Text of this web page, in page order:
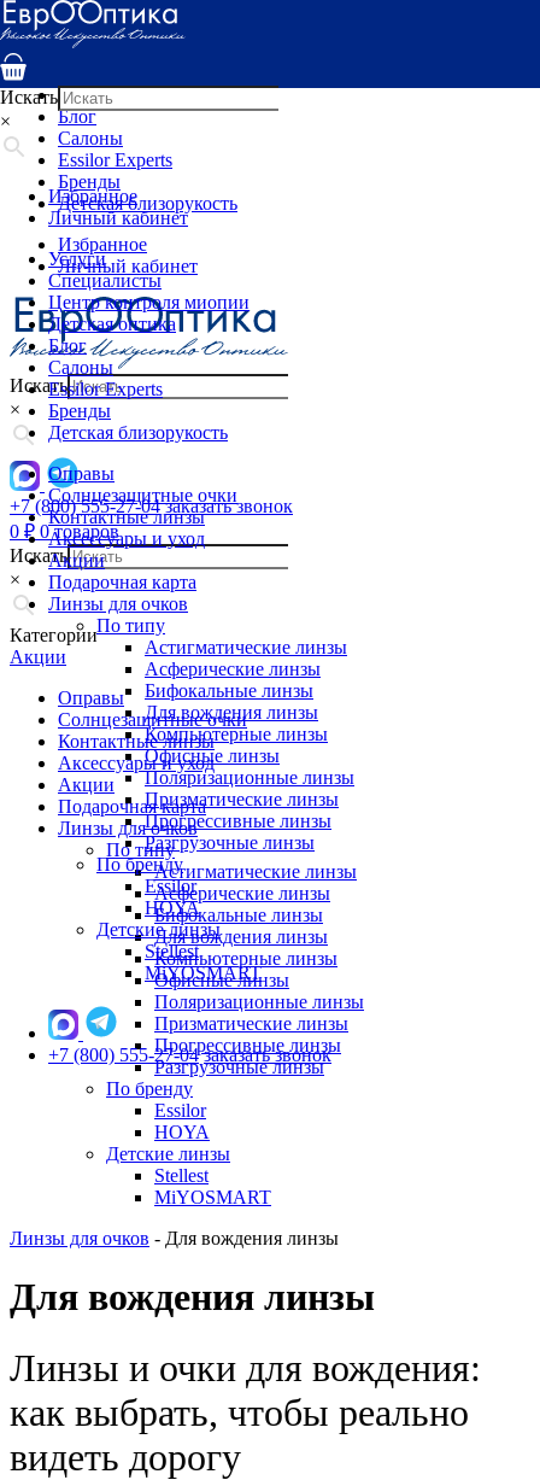
Услуги
Специалисты
Детская оптика
Блог
Салоны
Essilor Experts
Бренды
Детская близорукость
Избранное
Личный кабинет
Искать
×
+7 (800) 555-27-04 заказать звонок
0 ₽ 0 товаров
Искать
×
Категории
Акции
Оправы
Солнцезащитные очки
Контактные линзы
Аксессуары и уход
Акции
Подарочная карта
Линзы для очков
По типу
Астигматические линзы
Асферические линзы
Бифокальные линзы
Для вождения линзы
Компьютерные линзы
Офисные линзы
Поляризационные линзы
Призматические линзы
Прогрессивные линзы
Разгрузочные линзы
По бренду
Essilor
HOYA
Детские линзы
Stellest
MiYOSMART
Искать
×
Избранное
Личный кабинет
Услуги
Специалисты
Центр контроля миопии
Детская оптика
Блог
Салоны
Essilor Experts
Бренды
Детская близорукость
Оправы
Солнцезащитные очки
Контактные линзы
Аксессуары и уход
Акции
Подарочная карта
Линзы для очков
По типу
Астигматические линзы
Асферические линзы
Бифокальные линзы
Для вождения линзы
Компьютерные линзы
Офисные линзы
Поляризационные линзы
Призматические линзы
Прогрессивные линзы
Разгрузочные линзы
По бренду
Essilor
HOYA
Детские линзы
Stellest
MiYOSMART
+7 (800) 555-27-04 заказать звонок
Линзы для очков - Для вождения линзы
Для вождения линзы
Линзы и очки для вождения:
как выбрать, чтобы реально
видеть дорогу